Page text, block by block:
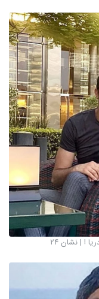
! | نشان ۲۴